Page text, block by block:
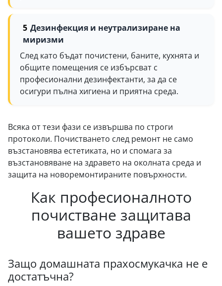
Дезинфекция и неутрализиране на
миризми
След като бъдат почистени, баните, кухнята и
общите помещения се избърсват с
професионални дезинфектанти, за да се
осигури пълна хигиена и приятна среда.
Всяка от тези фази се извършва по строги
протоколи. Почистването след ремонт не само
възстановява естетиката, но и спомага за
възстановяване на здравето на околната среда и
защита на новоремонтираните повърхности.
Как професионалното
почистване защитава
вашето здраве
Защо домашната прахосмукачка не е
достатъчна?